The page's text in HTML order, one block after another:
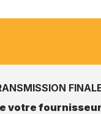
votre